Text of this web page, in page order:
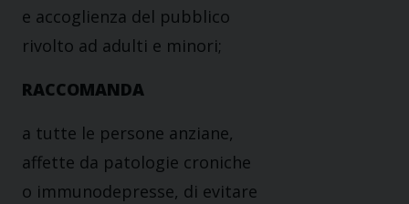
e accoglienza del pubblico
rivolto ad adulti e minori;
RACCOMANDA
a tutte le persone anziane,
affette da patologie croniche
o immunodepresse, di evitare